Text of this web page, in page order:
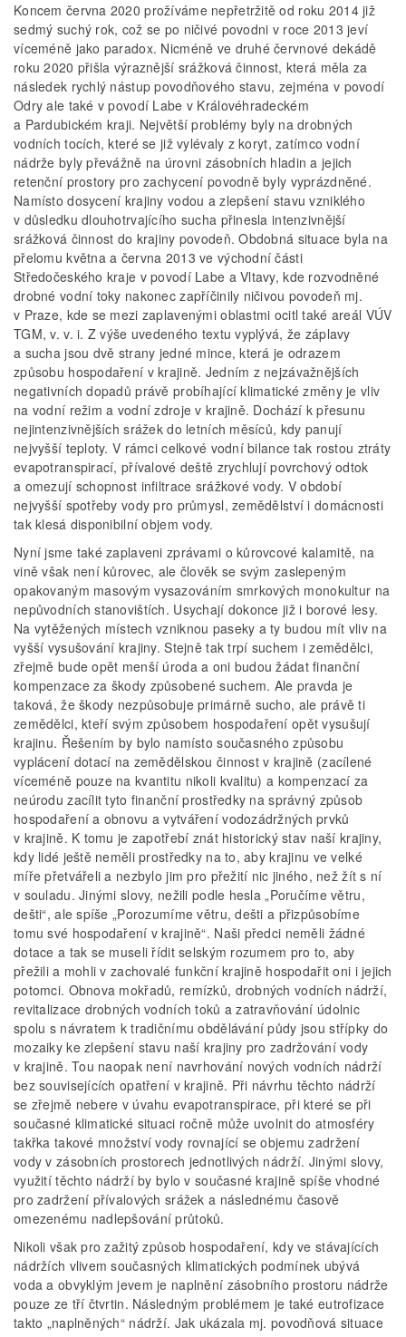
Koncem června 2020 prožíváme nepřetržitě od roku 2014 již
sedmý suchý rok, což se po ničivé povodni v roce 2013 jeví
víceméně jako paradox. Nicméně ve druhé červnové dekádě
roku 2020 přišla výraznější srážková činnost, která měla za
následek rychlý nástup povodňového stavu, zejména v povodí
Odry ale také v povodí Labe v Královéhradeckém
a Pardubickém kraji. Největší problémy byly na drobných
vodních tocích, které se již vylévaly z koryt, zatímco vodní
nádrže byly převážně na úrovni zásobních hladin a jejich
retenční prostory pro zachycení povodně byly vyprázdněné.
Namísto dosycení krajiny vodou a zlepšení stavu vzniklého
v důsledku dlouhotrvajícího sucha přinesla intenzivnější
srážková činnost do krajiny povodeň. Obdobná situace byla na
přelomu května a června 2013 ve východní části
Středočeského kraje v povodí Labe a Vltavy, kde rozvodněné
drobné vodní toky nakonec zapříčinily ničivou povodeň mj.
v Praze, kde se mezi zaplavenými oblastmi ocitl také areál VÚV
TGM, v. v. i. Z výše uvedeného textu vyplývá, že záplavy
a sucha jsou dvě strany jedné mince, která je odrazem
způsobu hospodaření v krajině. Jedním z nejzávažnějších
negativních dopadů právě probíhající klimatické změny je vliv
na vodní režim a vodní zdroje v krajině. Dochází k přesunu
nejintenzivnějších srážek do letních měsíců, kdy panují
nejvyšší teploty. V rámci celkové vodní bilance tak rostou ztráty
evapotranspirací, přívalové deště zrychlují povrchový odtok
a omezují schopnost infiltrace srážkové vody. V období
nejvyšší spotřeby vody pro průmysl, zemědělství i domácnosti
tak klesá disponibilní objem vody.
Nyní jsme také zaplaveni zprávami o kůrovcové kalamitě, na
vině však není kůrovec, ale člověk se svým zaslepeným
opakovaným masovým vysazováním smrkových monokultur na
nepůvodních stanovištích. Usychají dokonce již i borové lesy.
Na vytěžených místech vzniknou paseky a ty budou mít vliv na
vyšší vysušování krajiny. Stejně tak trpí suchem i zemědělci,
zřejmě bude opět menší úroda a oni budou žádat finanční
kompenzace za škody způsobené suchem. Ale pravda je
taková, že škody nezpůsobuje primárně sucho, ale právě ti
zemědělci, kteří svým způsobem hospodaření opět vysušují
krajinu. Řešením by bylo namísto současného způsobu
vyplácení dotací na zemědělskou činnost v krajině (zacílené
víceméně pouze na kvantitu nikoli kvalitu) a kompenzací za
neúrodu zacílit tyto finanční prostředky na správný způsob
hospodaření a obnovu a vytváření vodozádržných prvků
v krajině. K tomu je zapotřebí znát historický stav naší krajiny,
kdy lidé ještě neměli prostředky na to, aby krajinu ve velké
míře přetvářeli a nezbylo jim pro přežití nic jiného, než žít s ní
v souladu. Jinými slovy, nežili podle hesla „Poručíme větru,
dešti“, ale spíše „Porozumíme větru, dešti a přizpůsobíme
tomu své hospodaření v krajině“. Naši předci neměli žádné
dotace a tak se museli řídit selským rozumem pro to, aby
přežili a mohli v zachovalé funkční krajině hospodařit oni i jejich
potomci. Obnova mokřadů, remízků, drobných vodních nádrží,
revitalizace drobných vodních toků a zatravňování údolnic
spolu s návratem k tradičnímu obdělávání půdy jsou střípky do
mozaiky ke zlepšení stavu naší krajiny pro zadržování vody
v krajině. Tou naopak není navrhování nových vodních nádrží
bez souvisejících opatření v krajině. Při návrhu těchto nádrží
se zřejmě nebere v úvahu evapotranspirace, při které se při
současné klimatické situaci ročně může uvolnit do atmosféry
takřka takové množství vody rovnající se objemu zadržení
vody v zásobních prostorech jednotlivých nádrží. Jinými slovy,
využití těchto nádrží by bylo v současné krajině spíše vhodné
pro zadržení přívalových srážek a následnému časově
omezenému nadlepšování průtoků.
Nikoli však pro zažitý způsob hospodaření, kdy ve stávajících
nádržích vlivem současných klimatických podmínek ubývá
voda a obvyklým jevem je naplnění zásobního prostoru nádrže
pouze ze tří čtvrtin. Následným problémem je také eutrofizace
takto „naplněných“ nádrží. Jak ukázala mj. povodňová situace